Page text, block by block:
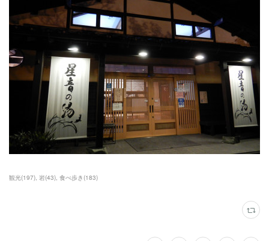
観光(197) 岩(43) 食べ歩き(183)